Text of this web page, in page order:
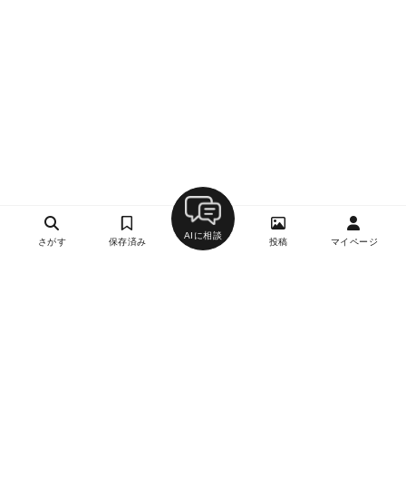
さがす 保存済み
AIに相談
投稿 マイページ